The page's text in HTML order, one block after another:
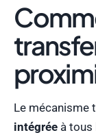
Le mécanisme
intégrée à tous